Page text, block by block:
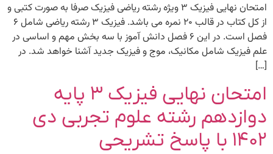
امتحان نهایی فیزیک ۳ ویژه رشته ریاضی فیزیک صرفا به صورت کتبی و
از کل کتاب در قالب ۲۰ نمره می باشد. فیزیک ۳ رشته ریاضی شامل ۶
فصل است. در این ۶ فصل دانش آموز با سه بخش مهم و اساسی در
علم فیزیک شامل مکانیک، موج و فیزیک جدید آشنا خواهد شد. در
[…]
امتحان نهایی فیزیک ۳ پایه
دوازدهم رشته علوم تجربی دی
۱۴۰۲ با پاسخ تشریحی